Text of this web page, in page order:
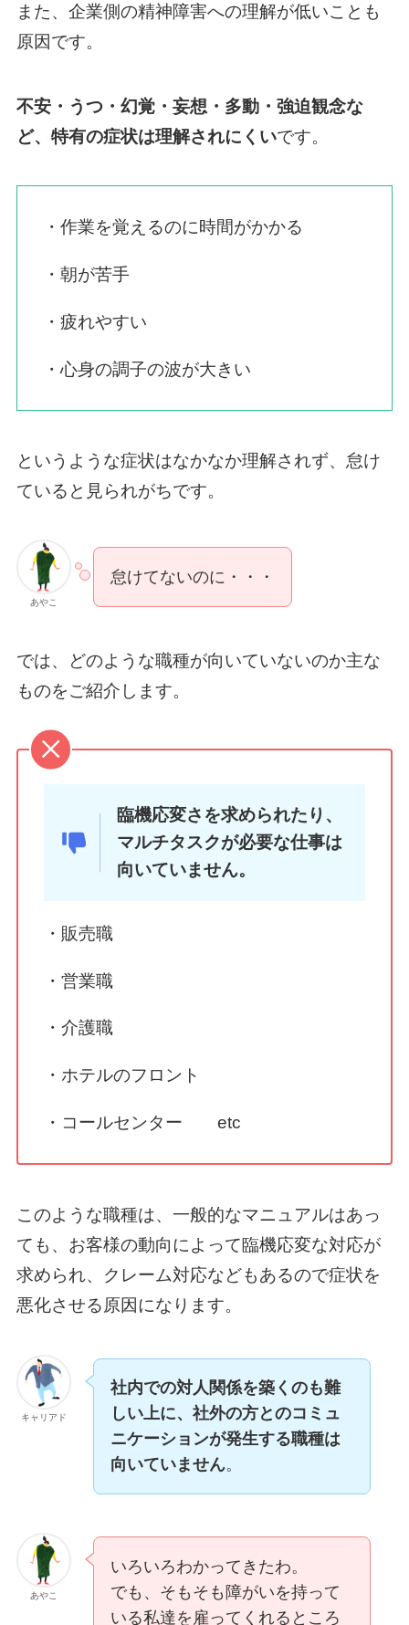
また、企業側の精神障害への理解が低いことも
原因です。
不安・うつ・幻覚・妄想・多動・強迫観念な
ど、特有の症状は理解されにくいです。
・作業を覚えるのに時間がかかる
・朝が苦手
・疲れやすい
・心身の調子の波が大きい
というような症状はなかなか理解されず、怠け
ていると見られがちです。
あやこ
怠けてないのに・・・
では、どのような職種が向いていないのか主な
ものをご紹介します。
臨機応変さを求められたり、
マルチタスクが必要な仕事は
向いていません。
・販売職
・営業職
・介護職
・ホテルのフロント
・コールセンター etc
このような職種は、一般的なマニュアルはあっ
ても、お客様の動向によって臨機応変な対応が
求められ、クレーム対応などもあるので症状を
悪化させる原因になります。
キャリアド
社内での対人関係を築くのも難
しい上に、社外の方とのコミュ
ニケーションが発生する職種は
向いていません。
あやこ
いろいろわかってきたわ。
でも、そもそも障がいを持って
いる私達を雇ってくれるところ